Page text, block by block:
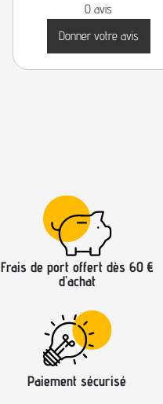
0 avis
Donner votre avis
Frais de port offert dès 60 €
d’achat
Paiement sécurisé